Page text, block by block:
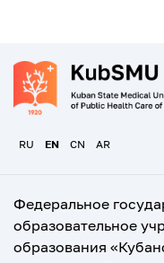
RU EN CN AR
Федеральное
образовательное
образования